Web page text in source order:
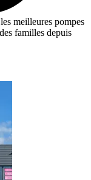
meilleures pompes
familles depuis